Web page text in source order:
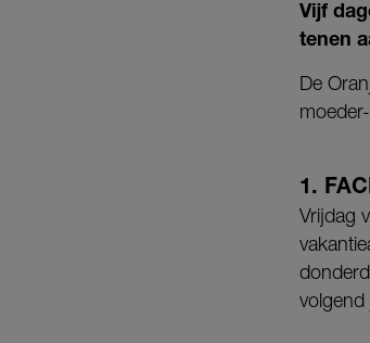
Vijf
tenen
De
1.
Vrijdag
volgend